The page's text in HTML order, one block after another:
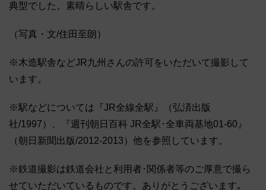
典型でした。素晴らしい駅舎です。
（写真・文/住田至朗）
※木造駅舎などJR九州さんの許可をいただいて撮影して
います。
※駅などについては『JR全線全駅』（弘済出版
社/1997）、『週刊朝日百科 JR全駅･全車両基地01-60』
（朝日新聞出版/2012-2013）他を参照しています。
※鉄道撮影は鉄道会社と利用者･関係者等のご厚意で撮ら
せていただいているものです。ありがとうございます｡